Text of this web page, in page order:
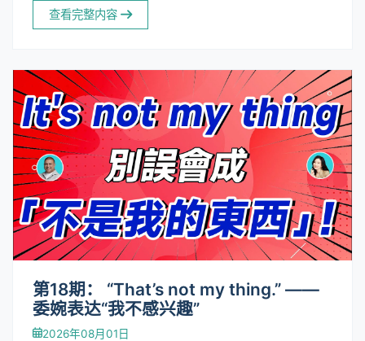
查看完整内容
第18期： “That’s not my thing.” ——
委婉表达“我不感兴趣”
2026年08月01日